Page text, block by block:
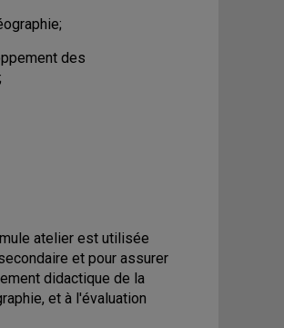
des
atelier est utilisée
et pour assurer
didactique de la
et à l'évaluation